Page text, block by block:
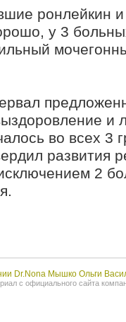
ронлейкин
у 3
и
во всех 3
развития
2
Dr.Nona Мышко Ольги
с официального сайта